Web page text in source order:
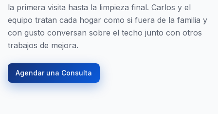
la primera visita hasta la limpieza final. Carlos y el
equipo tratan cada hogar como si fuera de la familia y
con gusto conversan sobre el techo junto con otros
trabajos de mejora.
Agendar una Consulta